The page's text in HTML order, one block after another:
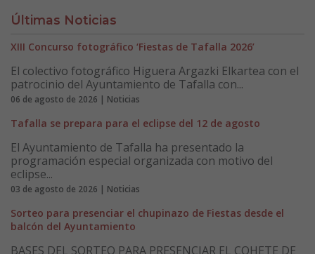
Últimas Noticias
XIII Concurso fotográfico ‘Fiestas de Tafalla 2026’
El colectivo fotográfico Higuera Argazki Elkartea con el
patrocinio del Ayuntamiento de Tafalla con...
06 de agosto de 2026 | Noticias
Tafalla se prepara para el eclipse del 12 de agosto
El Ayuntamiento de Tafalla ha presentado la
programación especial organizada con motivo del
eclipse...
03 de agosto de 2026 | Noticias
Sorteo para presenciar el chupinazo de Fiestas desde el
balcón del Ayuntamiento
BASES DEL SORTEO PARA PRESENCIAR EL COHETE DE